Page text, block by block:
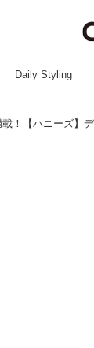
Daily Styling